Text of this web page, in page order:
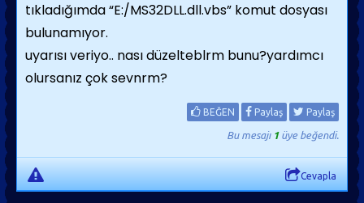
tıkladığımda “E:/MS32DLL.dll.vbs” komut dosyası
bulunamıyor.
uyarısı veriyo.. nası düzelteblrm bunu?yardımcı
olursanız çok sevnrm?
BEĞEN Paylaş Paylaş
Bu mesajı 1üye beğendi.
Cevapla